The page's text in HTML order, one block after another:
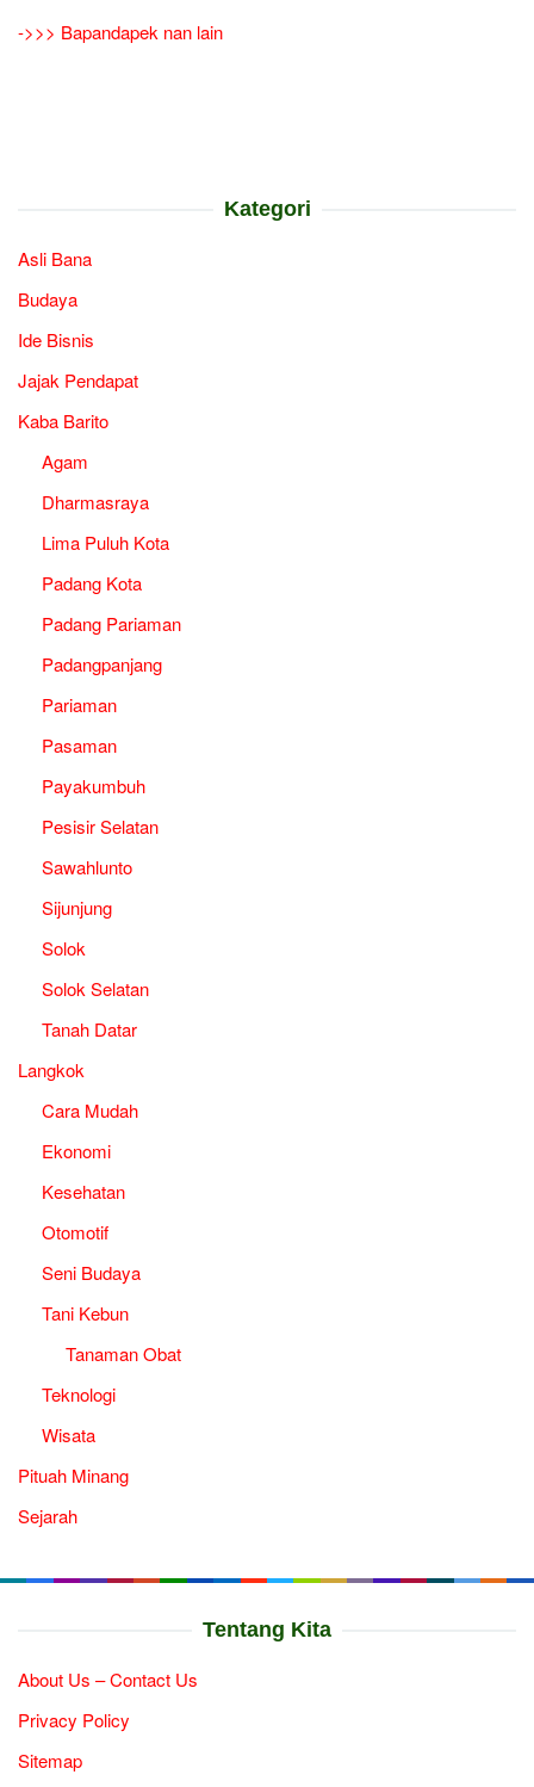
->>> Bapandapek nan lain
Kategori
Asli Bana
Budaya
Ide Bisnis
Jajak Pendapat
Kaba Barito
Agam
Dharmasraya
Lima Puluh Kota
Padang Kota
Padang Pariaman
Padangpanjang
Pariaman
Pasaman
Payakumbuh
Pesisir Selatan
Sawahlunto
Sijunjung
Solok
Solok Selatan
Tanah Datar
Langkok
Cara Mudah
Ekonomi
Kesehatan
Otomotif
Seni Budaya
Tani Kebun
Tanaman Obat
Teknologi
Wisata
Pituah Minang
Sejarah
Tentang Kita
About Us – Contact Us
Privacy Policy
Sitemap